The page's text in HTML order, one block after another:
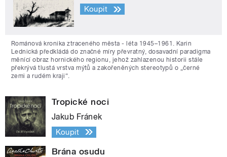
Koupit
Románová kronika ztraceného města - léta 1945–1961. Karin
Lednická předkládá do značné míry převratný, dosavadní paradigma
měnící obraz hornického regionu, jehož zahlazenou historii stále
překrývá tlustá vrstva mýtů a zakořeněných stereotypů o „černé
zemi a rudém kraji“.
Tropické noci
Jakub Fránek
Koupit
Brána osudu